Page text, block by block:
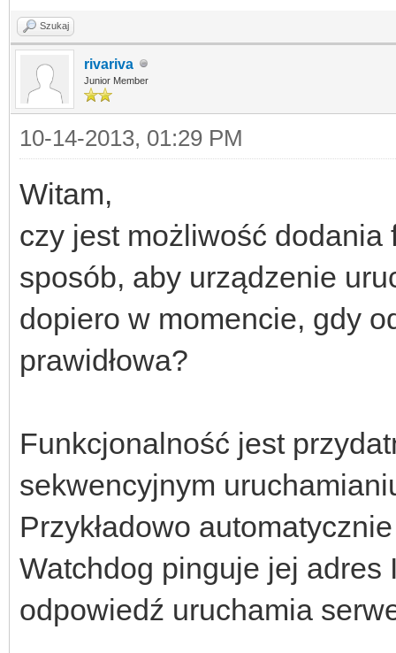
Szukaj
rivariva
Junior Member
10-14-2013, 01:29 PM
Witam,
czy jest możliwość
sposób, aby urządzenie
dopiero w momencie, gdy
prawidłowa?
Funkcjonalność jest
sekwencyjnym
Przykładowo
Watchdog pinguje jej adres
odpowiedź uruchamia